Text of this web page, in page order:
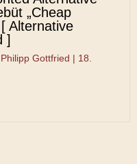
„Cheap
Alternative
]
Philipp Gottfried | 18.